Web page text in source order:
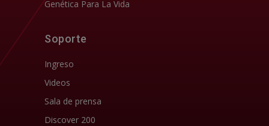
Genética Para La Vida
Soporte
Ingreso
Videos
Sala de prensa
Discover 200